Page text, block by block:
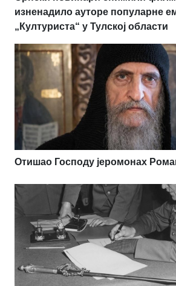
изненадило ауторе популарне
„Културиста“ у Тулској области
Отишао Господу јеромонах